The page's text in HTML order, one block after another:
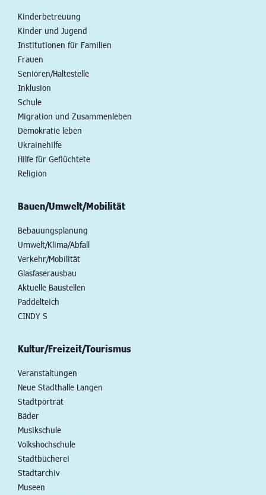
Kinderbetreuung
Kinder und Jugend
Institutionen für Familien
Frauen
Senioren/Haltestelle
Inklusion
Schule
Migration und Zusammenleben
Demokratie leben
Ukrainehilfe
Hilfe für Geflüchtete
Religion
Bauen/Umwelt/Mobilität
Bebauungsplanung
Umwelt/Klima/Abfall
Verkehr/Mobilität
Glasfaserausbau
Aktuelle Baustellen
Paddelteich
CINDY S
Kultur/Freizeit/Tourismus
Veranstaltungen
Neue Stadthalle Langen
Stadtporträt
Bäder
Musikschule
Volkshochschule
Stadtbücherei
Stadtarchiv
Museen